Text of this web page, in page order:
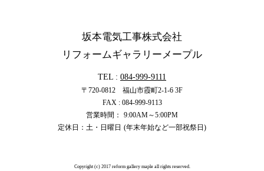
坂本電気工事株式会社
リフォームギャラリーメープル
TEL : 084-999-9111
〒720-0812 福山市霞町2-1-6 3F
FAX : 084-999-9113
営業時間：
9:00AM～5:00PM
定休日：土・日曜日 (年末年始など一部祝祭日)
Copyright (c) 2017 reform gallery maple all rights reserved.